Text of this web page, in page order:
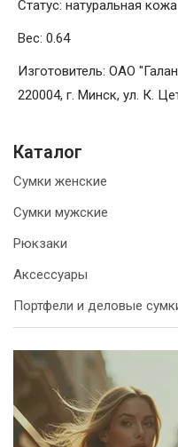
Статус: натуральная кожа
Вес: 0.64
Изготовитель: ОАО
220004, г. Минск, ул. К.
Каталог
Сумки женские
Сумки мужские
Рюкзаки
Аксессуары
Портфели и деловые